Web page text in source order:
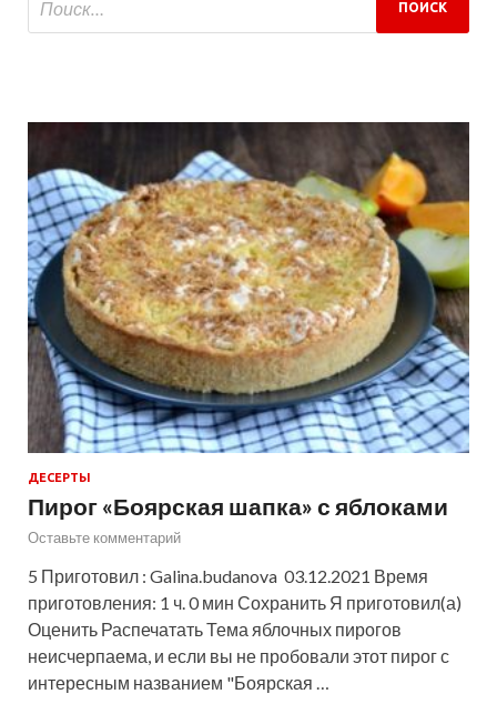
ДЕСЕРТЫ
Пирог «Боярская шапка» с яблоками
Оставьте комментарий
5 Приготовил : Galina.budanova 03.12.2021 Время
приготовления: 1 ч. 0 мин Сохранить Я приготовил(а)
Оценить Распечатать Тема яблочных пирогов
неисчерпаема, и если вы не пробовали этот пирог с
интересным названием "Боярская …